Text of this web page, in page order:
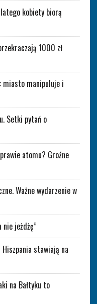
kobiety biorą
1000 zł
miasto manipuluje i
Setki pytań o
atomu? Groźne
Ważne wydarzenie w
nie jeżdżę”
Hiszpania stawiają na
na Bałtyku to